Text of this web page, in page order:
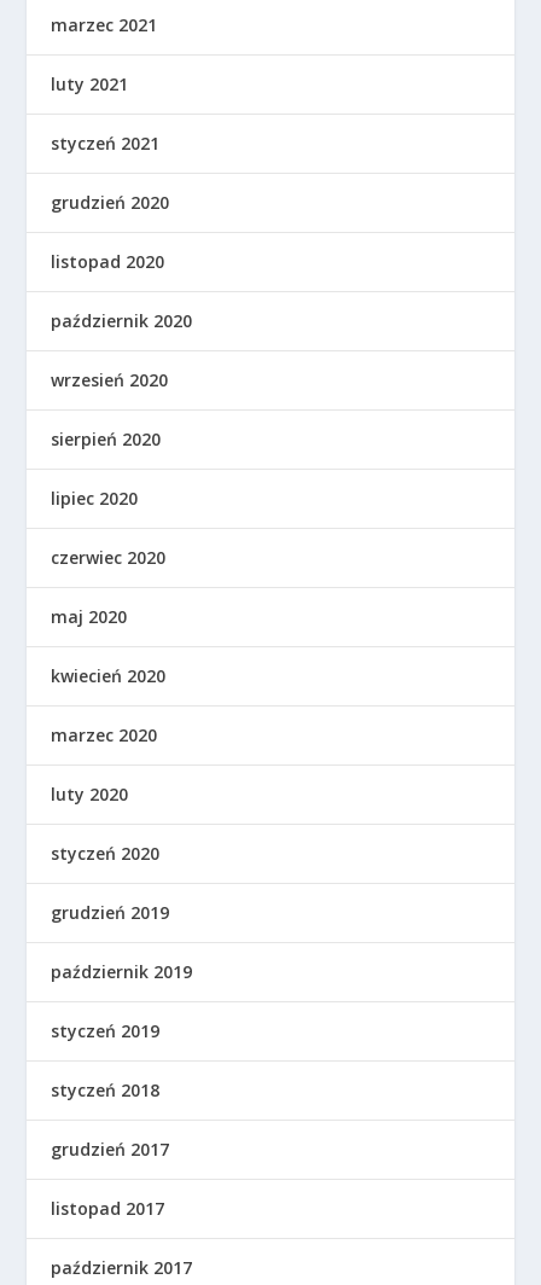
marzec 2021
luty 2021
styczeń 2021
grudzień 2020
listopad 2020
październik 2020
wrzesień 2020
sierpień 2020
lipiec 2020
czerwiec 2020
maj 2020
kwiecień 2020
marzec 2020
luty 2020
styczeń 2020
grudzień 2019
październik 2019
styczeń 2019
styczeń 2018
grudzień 2017
listopad 2017
październik 2017